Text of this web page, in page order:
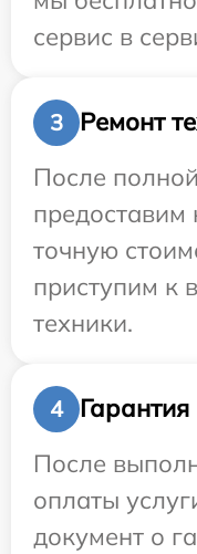
сервис в
3
Ремонт
После
предоставим
точную
приступим к
техники.
4
Гарантия
После
оплаты
документ о